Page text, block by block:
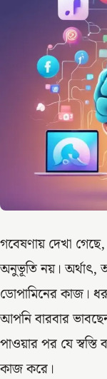
গবেষণায় দেখা
অনুভূতি নয়। অর্থাৎ,
ডোপামিনের কাজ।
আপনি বারবার
পাওয়ার পর যে
কাজ করে।